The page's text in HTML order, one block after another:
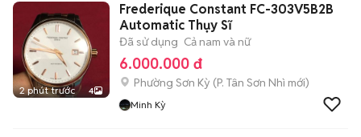
2 phút trước 4
Frederique Constant FC-303V5B2B
Automatic Thụy Sĩ
Đã sử dụng Cả nam và nữ
6.000.000 đ
Phường Sơn Kỳ (P. Tân Sơn Nhì mới)
Minh Kỳ